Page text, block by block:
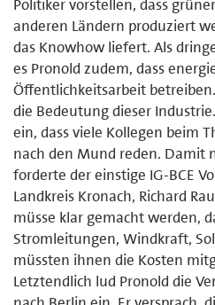
Politiker vorstellen, dass
anderen Ländern produziert
das Knowhow liefert. Als
es Pronold zudem, dass
Öffentlichkeitsarbeit
die Bedeutung dieser
ein, dass viele Kollegen beim
nach den Mund reden. Damit
forderte der einstige IG-BCE
Landkreis Kronach, Richard
müsse klar gemacht werden,
Stromleitungen, Windkraft,
müssten ihnen die Kosten
Letztendlich lud Pronold die